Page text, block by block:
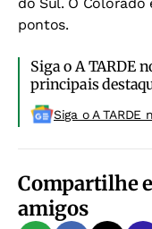
pontos.
Siga o A TARDE
principais
Siga o A TARDE
Compartilhe
amigos